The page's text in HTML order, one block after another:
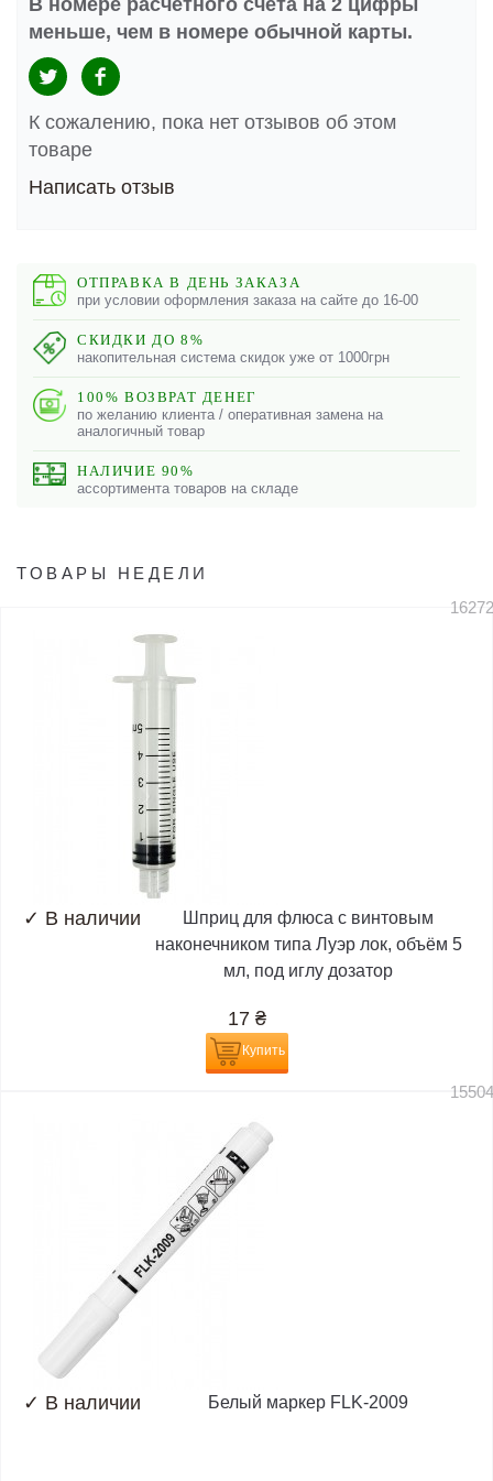
меньше, чем в номере обычной карты.
К сожалению, пока нет отзывов об этом
товаре
Написать отзыв
ОТПРАВКА В ДЕНЬ ЗАКАЗА
при условии оформления заказа на сайте до 16-00
СКИДКИ ДО 8%
накопительная система скидок уже от 1000грн
100% ВОЗВРАТ ДЕНЕГ
по желанию клиента / оперативная замена на
аналогичный товар
НАЛИЧИЕ 90%
ассортимента товаров на складе
ТОВАРЫ НЕДЕЛИ
✓ В наличии
Шприц для флюса с винтовым
наконечником типа Луэр лок, объём 5
мл, под иглу дозатор
17 ₴
Купить
✓ В наличии Белый маркер FLK-2009